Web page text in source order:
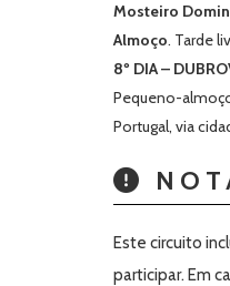
Mosteiro
Almoço. Tarde
8º DIA –
Pequeno-
Portugal, via
Este circuito
participar. Em